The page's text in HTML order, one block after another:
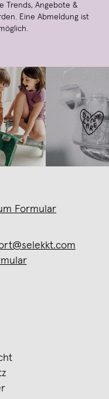
Trends, Angebote &
Eine Abmeldung ist
Formular